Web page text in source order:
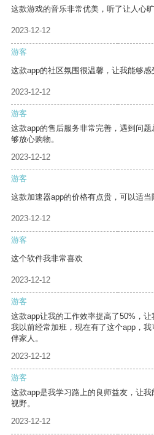
这款游戏的音乐非常优美，听了让人心旷
2023-12-12
游客
这款app的社区氛围很温馨，让我能够感
2023-12-12
游客
这款app的售后服务非常完善，遇到问
够放心购物。
2023-12-12
游客
这款加速器app的价格有点贵，可以适当
2023-12-12
游客
这个软件我非常喜欢
2023-12-12
游客
这款app让我的工作效率提高了50%，让
我以前经常加班，现在有了这个app，
伴家人。
2023-12-12
游客
这款app是我学习路上的良师益友，让
视野。
2023-12-12